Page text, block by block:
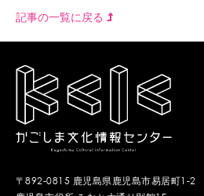
記事の一覧に戻る
〒892-0815 鹿児島県鹿児島市易居町1-2